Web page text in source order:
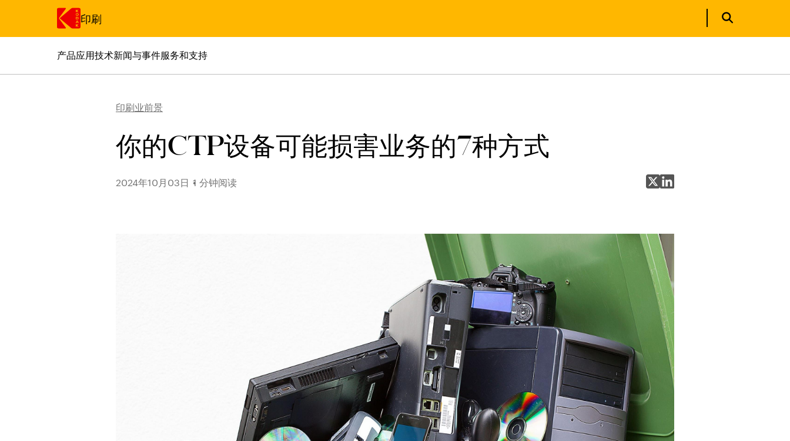
印刷
产品应用技术新闻与事件服务和支持
印刷业前景
你的CTP设备可能损害业务的7种方式
2024年10月03日 1 分钟阅读 分享至 X
分享至 LinkedIn